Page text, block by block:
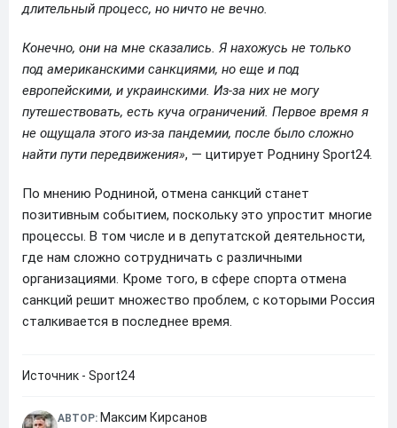
длительный процесс, но ничто не вечно.
Конечно, они на мне сказались. Я нахожусь не только
под американскими санкциями, но еще и под
европейскими, и украинскими. Из-за них не могу
путешествовать, есть куча ограничений. Первое время я
не ощущала этого из-за пандемии, после было сложно
найти пути передвижения», — цитирует Роднину Sport24.
По мнению Родниной, отмена санкций станет
позитивным событием, поскольку это упростит многие
процессы. В том числе и в депутатской деятельности,
где нам сложно сотрудничать с различными
организациями. Кроме того, в сфере спорта отмена
санкций решит множество проблем, с которыми Россия
сталкивается в последнее время.
Источник - Sport24
АВТОР: Максим Кирсанов